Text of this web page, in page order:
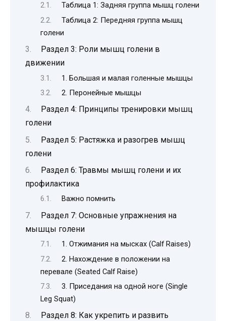
Таблица 1: Задняя группа мышц голени
Таблица 2: Передняя группа мышц
голени
Раздел 3: Роли мышц голени в
движении
1. Большая и малая голенные мышцы
2. Перонейные мышцы
Раздел 4: Принципы тренировки мышц
голени
Раздел 5: Растяжка и разогрев мышц
голени
Раздел 6: Травмы мышц голени и их
профилактика
Важно помнить
Раздел 7: Основные упражнения на
мышцы голени
1. Отжимания на мысках (Calf Raises)
2. Нахождение в положении на
перевале (Seated Calf Raise)
3. Приседания на одной ноге (Single
Leg Squat)
Раздел 8: Как укрепить и развить